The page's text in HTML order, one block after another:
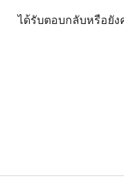
ได้รับตอบกลับหรือยั